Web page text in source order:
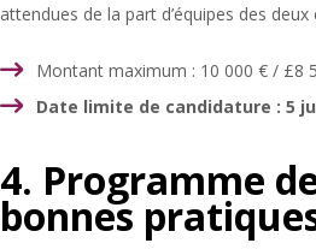
attendues de la part d’équipes des
Montant maximum : 10 000 € / £8
Date limite de candidature : 5
4. Programme
bonnes